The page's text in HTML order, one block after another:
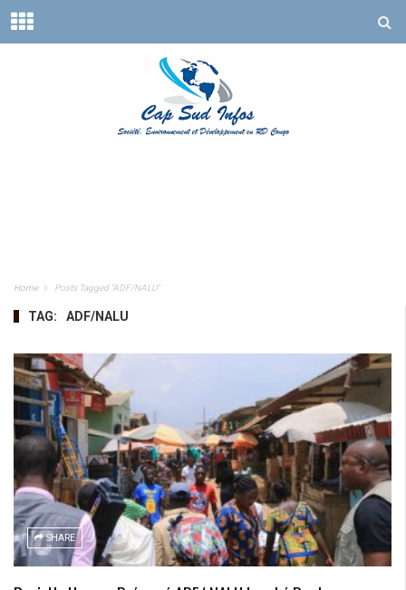
Home Posts Tagged "ADF/NALU"
TAG: ADF/NALU
SHARE